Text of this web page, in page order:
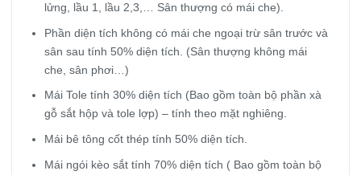
lửng, lầu 1, lầu 2,3,… Sân thượng có mái che).
Phần diện tích không có mái che ngoại trừ sân trước và
sân sau tính 50% diện tích. (Sân thượng không mái
che, sân phơi…)
Mái Tole tính 30% diện tích (Bao gồm toàn bộ phần xà
gỗ sắt hộp và tole lợp) – tính theo mặt nghiêng.
Mái bê tông cốt thép tính 50% diện tích.
Mái ngói kèo sắt tính 70% diện tích ( Bao gồm toàn bộ